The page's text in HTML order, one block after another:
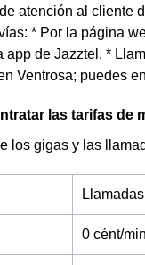
atención al cliente
* Por la página
app de Jazztel. *
Ventrosa; puedes
las tarifas de
los gigas y las
Llamadas
0 cént/min